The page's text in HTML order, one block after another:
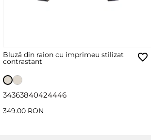
Bluză din raion cu imprimeu stilizat
contrastant
34363840424446
349.00 RON